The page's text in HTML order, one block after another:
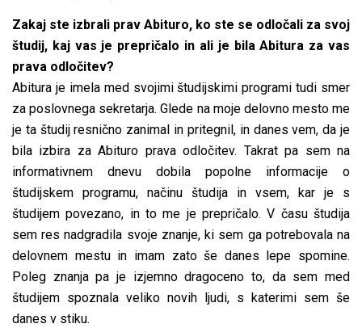
Zakaj ste izbrali prav Abituro, ko ste se odločali za svoj
študij, kaj vas je prepričalo in ali je bila Abitura za vas
prava odločitev?
Abitura je imela med svojimi študijskimi programi tudi smer
za poslovnega sekretarja. Glede na moje delovno mesto me
je ta študij resnično zanimal in pritegnil, in danes vem, da je
bila izbira za Abituro prava odločitev. Takrat pa sem na
informativnem dnevu dobila popolne informacije o
študijskem programu, načinu študija in vsem, kar je s
študijem povezano, in to me je prepričalo. V času študija
sem res nadgradila svoje znanje, ki sem ga potrebovala na
delovnem mestu in imam zato še danes lepe spomine.
Poleg znanja pa je izjemno dragoceno to, da sem med
študijem spoznala veliko novih ljudi, s katerimi sem še
danes v stiku.